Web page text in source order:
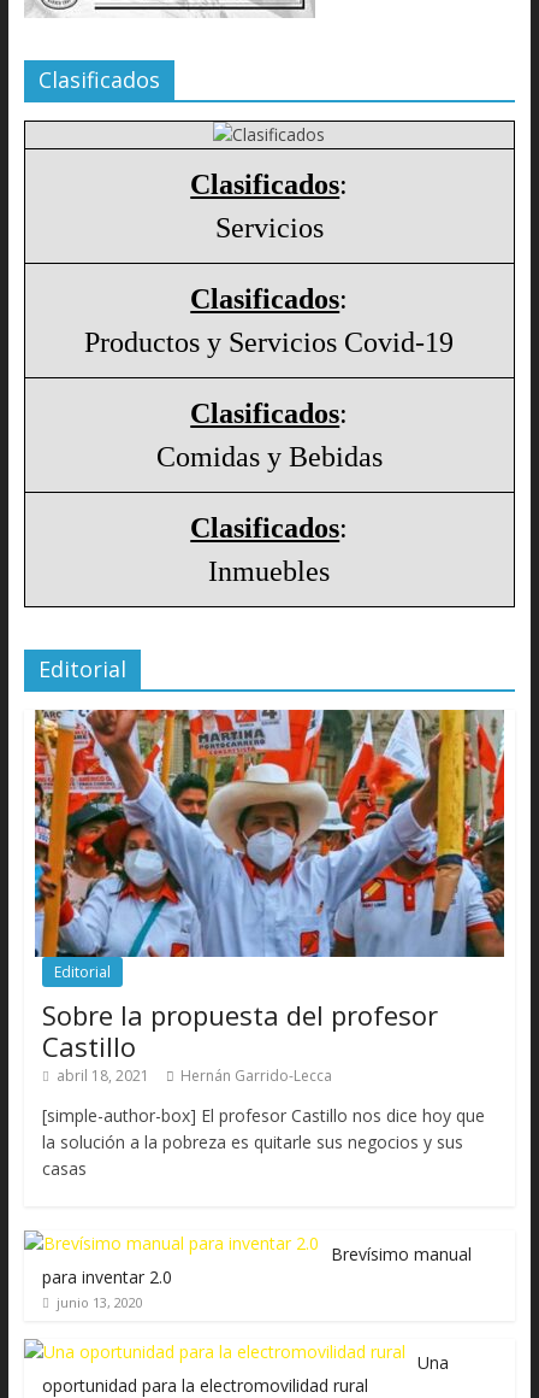
Clasificados
Clasificados:
Servicios
Clasificados:
Productos y Servicios Covid-19
Clasificados:
Comidas y Bebidas
Clasificados:
Inmuebles
Editorial
Editorial
Sobre la propuesta del profesor
Castillo
abril 18, 2021 Hernán Garrido-Lecca
[simple-author-box] El profesor Castillo nos dice hoy que
la solución a la pobreza es quitarle sus negocios y sus
casas
Brevísimo manual
para inventar 2.0
junio 13, 2020
Una
oportunidad para la electromovilidad rural